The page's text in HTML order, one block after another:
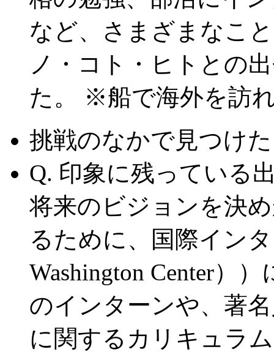
など、さまざまなこ
ノ・コト・ヒトとの
た。 ※船で海外を訪
挑戦のなかで見つけ
Q. 印象に残っている
将来のビジョンを決
るために、国際イン
Washington Center）
のインターンや、著
に関するカリキュラ